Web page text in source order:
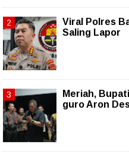
Viral Polres
Saling Lapor
Meriah,
guro Aron